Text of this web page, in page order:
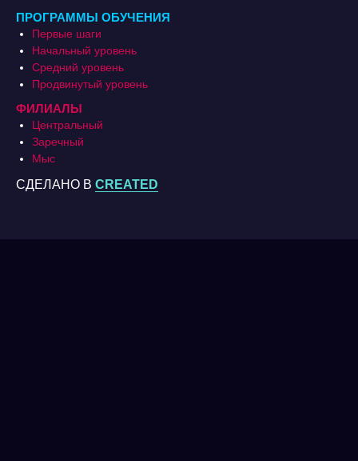
ПРОГРАММЫ ОБУЧЕНИЯ
Первые шаги
Начальный уровень
Средний уровень
Продвинутый уровень
ФИЛИАЛЫ
Центральный
Заречный
Мыс
СДЕЛАНО В CREATED